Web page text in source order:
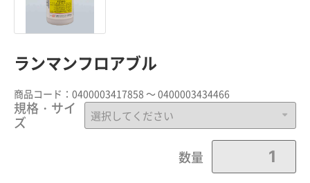
ランマンフロアブル
商品コード： 0400003417858 ～ 0400003434466
規格・サイ
ズ
数量